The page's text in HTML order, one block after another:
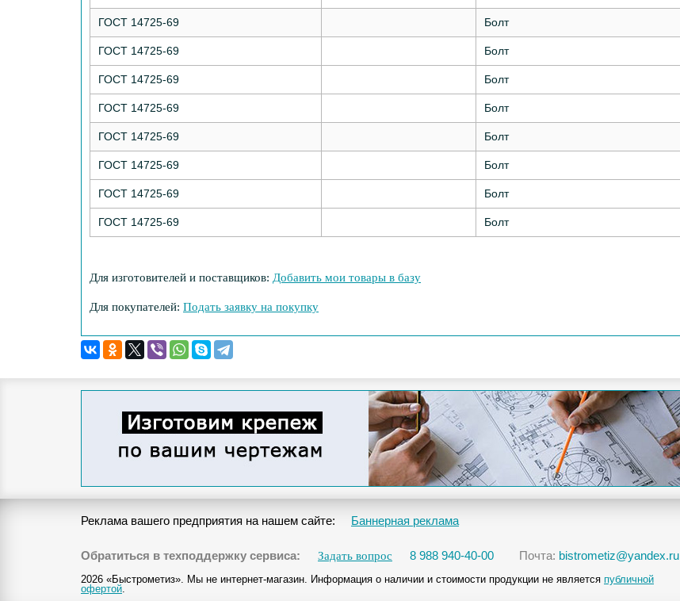
ГОСТ 14725-69 Болт
ГОСТ 14725-69 Болт
ГОСТ 14725-69 Болт
ГОСТ 14725-69 Болт
ГОСТ 14725-69 Болт
ГОСТ 14725-69 Болт
ГОСТ 14725-69 Болт
ГОСТ 14725-69 Болт
Для изготовителей и поставщиков: Добавить мои товары в базу
Для покупателей: Подать заявку на покупку
Реклама вашего предприятия на нашем сайте: Баннерная реклама
Обратиться в техподдержку сервиса: Задать вопрос 8 988 940-40-00 Почта: bistrometiz@yandex.ru
2026 «Быстрометиз». Мы не интернет-магазин. Информация о наличии и стоимости продукции не является публичной
офертой.